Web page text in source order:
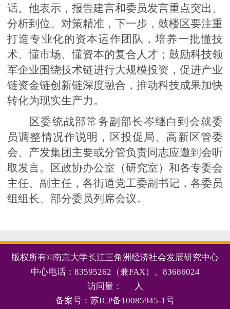
话。他表示，报告建言和委员发言重点突出、
分析到位、对策精准，下一步，鼓楼区要注重
打造专业化的资本运作团队，培养一批懂技
术、懂市场、懂资本的复合人才；鼓励科技领
军企业围绕技术链进行大规模投资，促进产业
链资金链创新链深度融合，推动科技成果加快
转化为现实生产力。
区委统战部常务副部长岑继白到会就委
员调整情况作说明，区投促局、高新区管委
会、产发集团主要或分管负责同志应邀到会听
取发言。区政协办公室（研究室）和各专委会
主任、副主任，各街道党工委副书记，各委员
组组长、部分委员列席会议。
版权所有©南京大学长江三角洲经济社会发展研究中心
中心电话：83595262（兼FAX）、83686024
访问量：
人
备案号：苏ICP备10085945-1号